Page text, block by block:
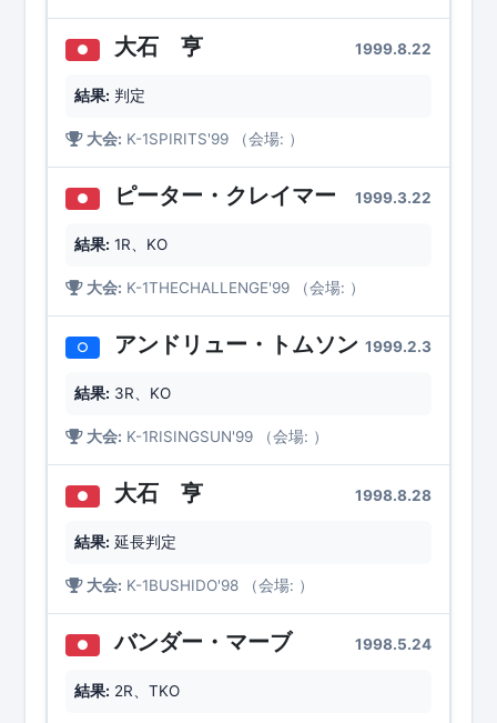
● 大石 亨 1999.8.22
結果: 判定
大会: K-1SPIRITS'99 （会場: ）
● ピーター・クレイマー 1999.3.22
結果: 1R、KO
大会: K-1THECHALLENGE'99 （会場: ）
○ アンドリュー・トムソン 1999.2.3
結果: 3R、KO
大会: K-1RISINGSUN'99 （会場: ）
● 大石 亨 1998.8.28
結果: 延長判定
大会: K-1BUSHIDO'98 （会場: ）
● バンダー・マーブ 1998.5.24
結果: 2R、TKO